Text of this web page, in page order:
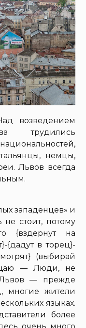
возведением
трудились
немцы,
Львов всегда
западенцев» и
не стоит, потому
{вздернут на
{дадут в торец}-
(выбирай
— Люди, не
— прежде
многие жители
языках.
более